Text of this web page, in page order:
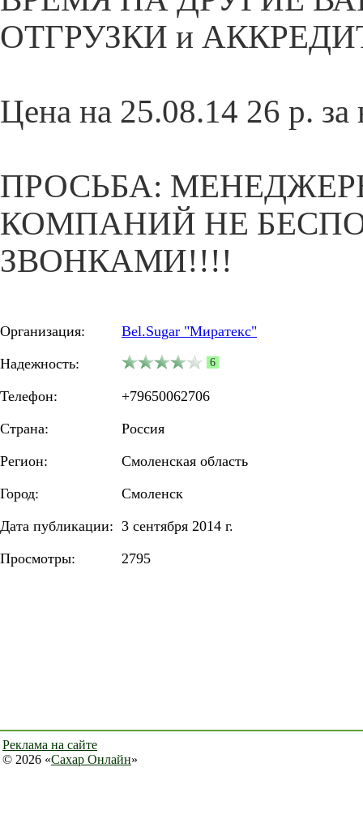
ОТГРУЗКИ и
Цена на 25.08.14 26 р. за
ПРОСЬБА:
КОМПАНИЙ НЕ
ЗВОНКАМИ!!!!
Организация:
Bel.Sugar "Миратекс"
Надежность:
6
Телефон:
+79650062706
Страна:
Россия
Регион:
Смоленская область
Город:
Смоленск
Дата публикации: 3 сентября 2014 г.
Просмотры:
2795
Реклама на сайте
© 2026 «Сахар Онлайн»